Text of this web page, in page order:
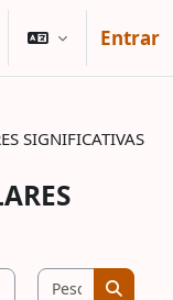
a entrada
Entrar
SIGNIFICATIVAS